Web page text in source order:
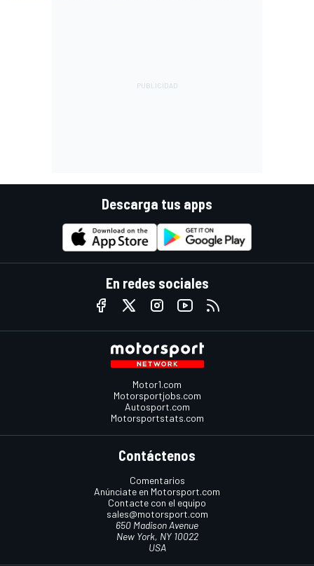
Descarga tus apps
En redes sociales
Motor1.com
Motorsportjobs.com
Autosport.com
Motorsportstats.com
Contáctenos
Comentarios
Anúnciate en Motorsport.com
Contacte con el equipo
sales@motorsport.com
650 Madison Avenue
New York, NY 10022
USA